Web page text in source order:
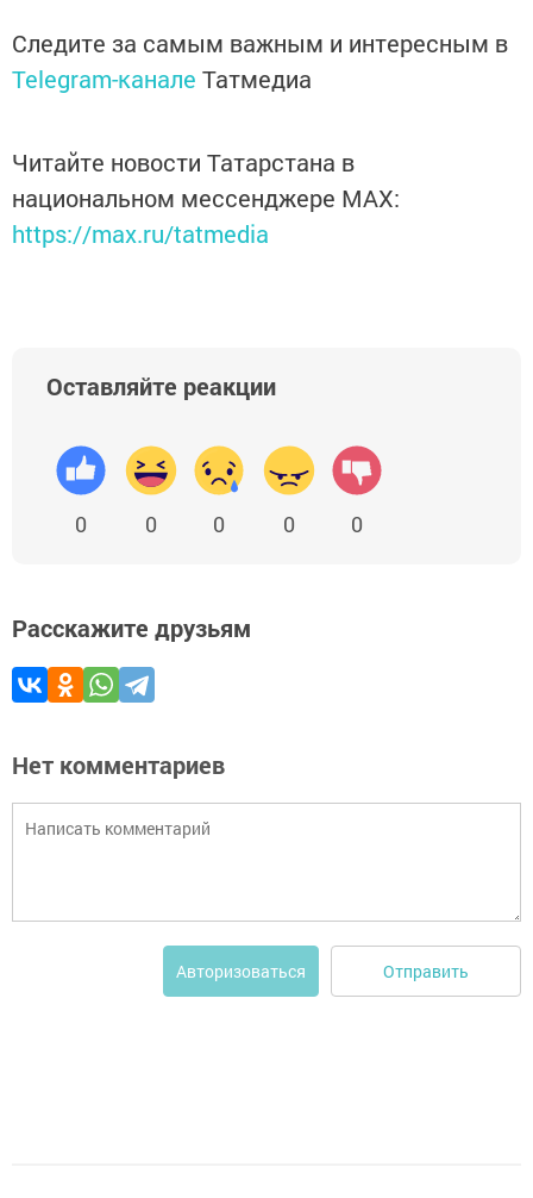
Следите за самым важным и интересным в
Telegram-канале Татмедиа
Читайте новости Татарстана в
национальном мессенджере MАХ:
https://max.ru/tatmedia
Оставляйте реакции
0 0 0 0 0
Расскажите друзьям
Нет комментариев
Авторизоваться Отправить